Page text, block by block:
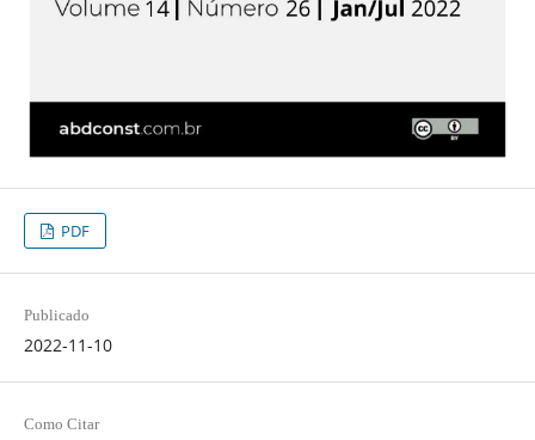
PDF
Publicado
2022-11-10
Como Citar